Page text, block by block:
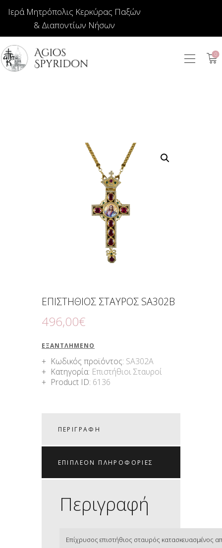
Ιερά Μητρόπολις Κερκύρας Παξών
& Διαποντίων Νήσων
0
ΙΕΡΑΤΙΚΑ
ΕΙΔΗ ΔΩΡΩΝ –
ΑΡΘΡΟΓΡΑΦΙΑ
ΕΠΙΣΤΗΘΙΟΣ ΣΤΑΥΡΟΣ SA302B
496,00€
ΕΞΑΝΤΛΗΜΈΝΟ
Κωδικός προϊόντος: SA302A
Κατηγορία: Επιστήθιοι Σταυροί
Product ID: 6136
ΠΕΡΙΓΡΑΦΉ
ΕΠΙΠΛΈΟΝ ΠΛΗΡΟΦΟΡΊΕΣ
Περιγραφή
Επίχρυσος επιστήθιος σταυρός κατασκευασμένος